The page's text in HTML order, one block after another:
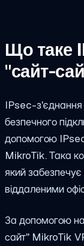
Що таке
"сайт-
IPsec-
безпечного
допомогою
MikroTik. Така
який
віддаленими
За допомогою
сайт" MikroTik